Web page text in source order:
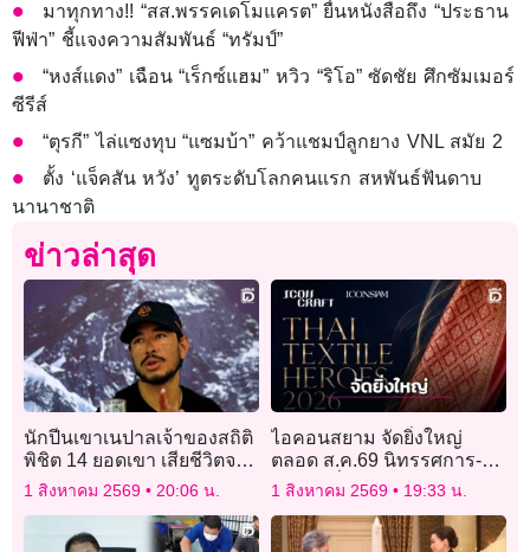
มาทุกทาง!! “สส.พรรคเดโมแครต” ยื่นหนังสือถึง “ประธาน
ฟีฟ่า” ชี้แจงความสัมพันธ์ “ทรัมป์”
“หงส์แดง” เฉือน “เร็กซ์แฮม” หวิว “ริโอ” ซัดชัย ศึกซัมเมอร์
ซีรีส์
“ตุรกี” ไล่แซงทุบ “แซมบ้า” คว้าแชมป์ลูกยาง VNL สมัย 2
ตั้ง ‘แจ็คสัน หวัง’ ทูตระดับโลกคนแรก สหพันธ์ฟันดาบ
นานาชาติ
ข่าวล่าสุด
นักปีนเขาเนปาลเจ้าของสถิติ
พิชิต 14 ยอดเขา เสียชีวิตจาก
หิมะถล่มในปากีสถาน
1 สิงหาคม 2569 20:06 น.
ไอคอนสยาม จัดยิ่งใหญ่
ตลอด ส.ค.69 นิทรรศการ-
งานแฟชั่นผ้าไทย
1 สิงหาคม 2569 19:33 น.